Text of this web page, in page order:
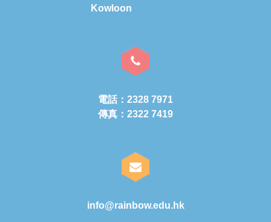
Kowloon
電話：2328 7971
傳真：2322 7419
info@rainbow.edu.hk